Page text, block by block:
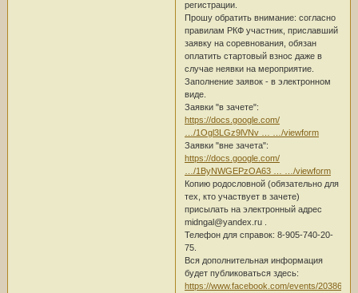
регистрации.
Прошу обратить внимание: согласно
правилам РКФ участник, приславший
заявку на соревнования, обязан
оплатить стартовый взнос даже в
случае неявки на мероприятие.
Заполнение заявок - в электронном
виде.
Заявки "в зачете":
https://docs.google.com/
…/1Ogl3LGz9lVNv … …/viewform
Заявки "вне зачета":
https://docs.google.com/
…/1ByNWGEPzOA63 … …/viewform
Копию родословной (обязательно для
тех, кто участвует в зачете)
присылать на электронный адрес
midngal@yandex.ru .
Телефон для справок: 8-905-740-20-
75.
Вся дополнительная информация
будет публиковаться здесь:
https://www.facebook.com/events/2038681